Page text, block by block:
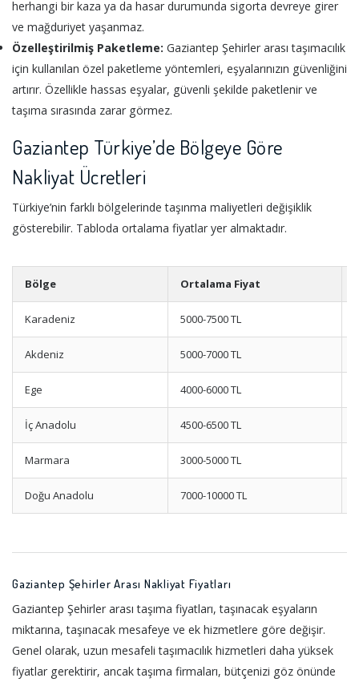
herhangi bir kaza ya da hasar durumunda sigorta devreye girer
ve mağduriyet yaşanmaz.
Özelleştirilmiş Paketleme: Gaziantep Şehirler arası taşımacılık
için kullanılan özel paketleme yöntemleri, eşyalarınızın güvenliğini
artırır. Özellikle hassas eşyalar, güvenli şekilde paketlenir ve
taşıma sırasında zarar görmez.
Gaziantep Türkiye’de Bölgeye Göre
Nakliyat Ücretleri
Türkiye’nin farklı bölgelerinde taşınma maliyetleri değişiklik
gösterebilir. Tabloda ortalama fiyatlar yer almaktadır.
Bölge Ortalama Fiyat
Karadeniz 5000-7500 TL
Akdeniz 5000-7000 TL
Ege 4000-6000 TL
İç Anadolu 4500-6500 TL
Marmara 3000-5000 TL
Doğu Anadolu 7000-10000 TL
Gaziantep Şehirler Arası Nakliyat Fiyatları
Gaziantep Şehirler arası taşıma fiyatları, taşınacak eşyaların
miktarına, taşınacak mesafeye ve ek hizmetlere göre değişir.
Genel olarak, uzun mesafeli taşımacılık hizmetleri daha yüksek
fiyatlar gerektirir, ancak taşıma firmaları, bütçenizi göz önünde